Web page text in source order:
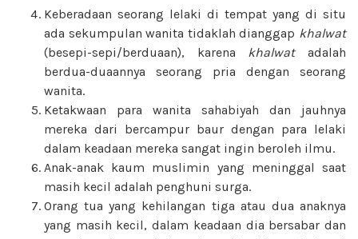
Keberadaan seorang lelaki di tempat yang di situ
ada sekumpulan wanita tidaklah dianggap khalwat
(besepi-sepi/berduaan), karena khalwatadalah
berdua-duaannya seorang pria dengan seorang
wanita.
Ketakwaan para wanita sahabiyah dan jauhnya
mereka dari bercampur baur dengan para lelaki
dalam keadaan mereka sangat ingin beroleh ilmu.
Anak-anak kaum muslimin yang meninggal saat
masih kecil adalah penghuni surga.
Orang tua yang kehilangan tiga atau dua anaknya
yang masih kecil, dalam keadaan dia bersabar dan